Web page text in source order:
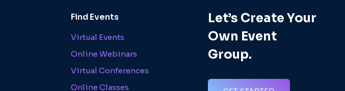
Find Events
Virtual Events
Online Webinars
Virtual Conferences
Online Classes
Let’s Create Your
Own Event
Group.